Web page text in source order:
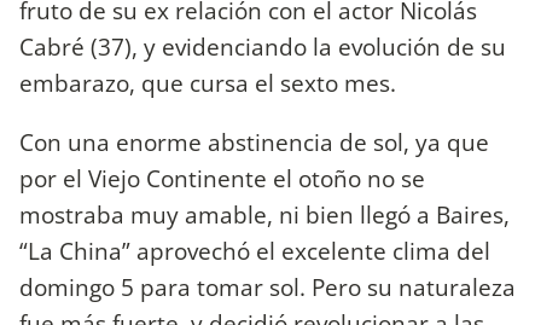
fruto de su ex relación con el actor Nicolás
Cabré (37), y evidenciando la evolución de su
embarazo, que cursa el sexto mes.
Con una enorme abstinencia de sol, ya que
por el Viejo Continente el otoño no se
mostraba muy amable, ni bien llegó a Baires,
“La China” aprovechó el excelente clima del
domingo 5 para tomar sol. Pero su naturaleza